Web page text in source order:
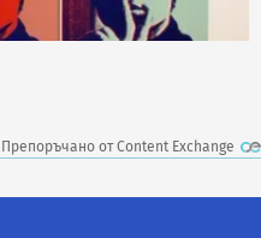
Препоръчано от Content Exchange